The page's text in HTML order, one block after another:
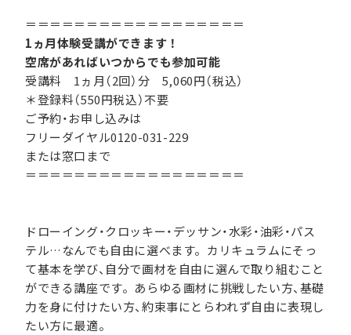
＝＝＝＝＝＝＝＝＝＝＝＝＝＝＝＝＝＝
1ヵ月体験受講ができます！
空席があればいつからでも参加可能
受講料 1ヵ月（2回）分 5,060円（税込）
＊登録料（550円税込）不要
ご予約・お申し込みは
フリーダイヤル0120-031-229
または窓口まで
＝＝＝＝＝＝＝＝＝＝＝＝＝＝＝＝＝＝
ドローイング・クロッキー・デッサン・水彩・油彩・パス
テル…なんでも自由に選べます。カリキュラムにそっ
て基本を学び、自分で画材を自由に選んで取り組むこと
ができる講座です。あらゆる画材に挑戦したい方、基礎
力を身に付けたい方、約束事にとらわれず自由に表現し
たい方に最適。